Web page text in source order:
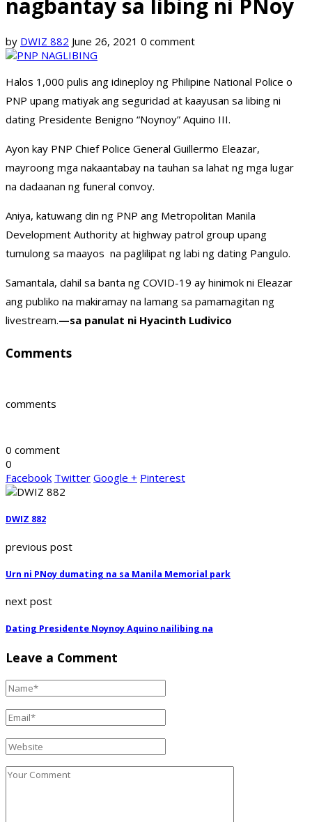
nagbantay sa libing ni PNoy
by DWIZ 882 June 26, 2021 0 comment
Halos 1,000 pulis ang idineploy ng Philipine National Police o
PNP upang matiyak ang seguridad at kaayusan sa libing ni
dating Presidente Benigno “Noynoy” Aquino III.
Ayon kay PNP Chief Police General Guillermo Eleazar,
mayroong mga nakaantabay na tauhan sa lahat ng mga lugar
na dadaanan ng funeral convoy.
Aniya, katuwang din ng PNP ang Metropolitan Manila
Development Authority at highway patrol group upang
tumulong sa maayos na paglilipat ng labi ng dating Pangulo.
Samantala, dahil sa banta ng COVID-19 ay hinimok ni Eleazar
ang publiko na makiramay na lamang sa pamamagitan ng
livestream.—sa panulat ni Hyacinth Ludivico
Comments
comments
0 comment
0
Facebook Twitter Google + Pinterest
DWIZ 882
previous post
Urn ni PNoy dumating na sa Manila Memorial park
next post
Dating Presidente Noynoy Aquino nailibing na
Leave a Comment